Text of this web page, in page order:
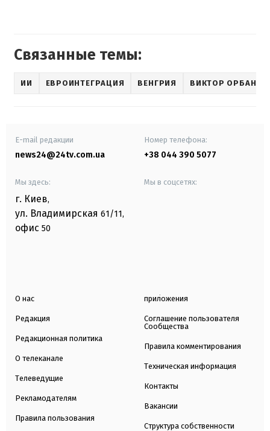
Связанные темы:
ИИ ЕВРОИНТЕГРАЦИЯ ВЕНГРИЯ ВИКТОР ОРБАН
E-mail редакции
news24@24tv.com.ua
Номер телефона:
+38 044 390 5077
Мы здесь:
г. Киев,
ул. Владимирская 61/11,
офис 50
Мы в соцсетях:
О нас
Редакция
Редакционная политика
О телеканале
Телеведущие
Рекламодателям
Правила пользования
приложения
Соглашение пользователя
Сообщества
Правила комментирования
Техническая информация
Контакты
Вакансии
Структура собственности